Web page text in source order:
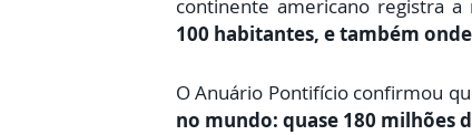
continente americano registra
100 habitantes, e também
O Anuário Pontifício confirmou
no mundo: quase 180 milhões